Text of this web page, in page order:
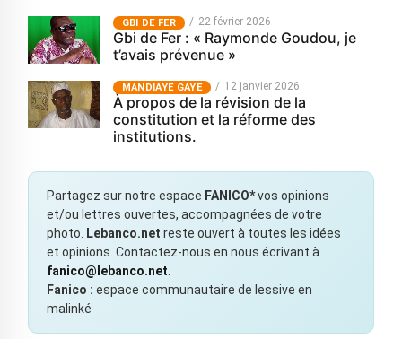
GBI DE FER 22 février 2026
Gbi de Fer : « Raymonde Goudou, je
t’avais prévenue »
MANDIAYE GAYE 12 janvier 2026
À propos de la révision de la
constitution et la réforme des
institutions.
Partagez sur notre espace FANICO*vos opinions
et/ou lettres ouvertes, accompagnées de votre
photo.
Lebanco.net reste ouvert à toutes les idées
et opinions. Contactez-nous en nous écrivant à
fanico@lebanco.net
Fanico : espace communautaire de lessive en
malinké